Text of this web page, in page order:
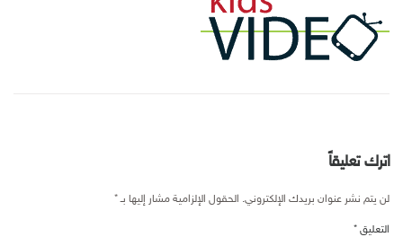
اترك تعليقاً
لن يتم نشر عنوان بريدك الإلكتروني. الحقول الإلزامية مشار إليها بـ*
التعليق *